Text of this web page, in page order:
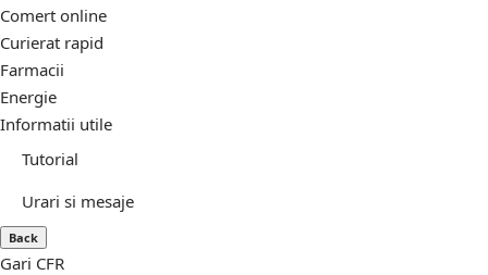
Comert online
Curierat rapid
Farmacii
Energie
Informatii utile
Tutorial
Urari si mesaje
Back
Gari CFR